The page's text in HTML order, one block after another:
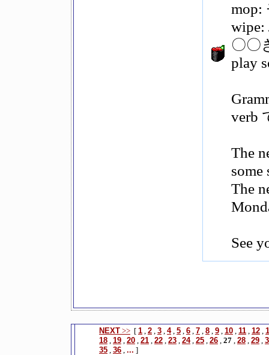
mop:
〇〇
play
verb
The
some
The
See
NEXT >> [ 1 , 2 , 3 , 4, 5 , 6 , 7 , 8 , 9 , 10 , 11 , 12 ,
18 , 19 , 20 , 21 , 22 , 23 , 24, 25 , 26 , 27 , 28 , 29 ,
35 , 36 , ... ]